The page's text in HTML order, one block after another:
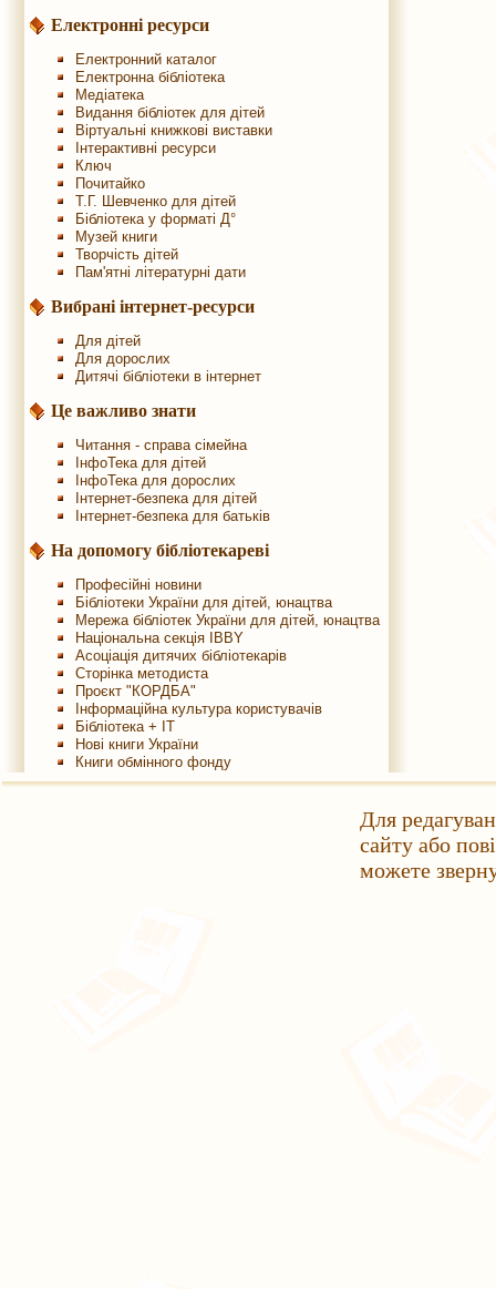
Електронні ресурси
Електронний каталог
Електронна бібліотека
Медіатека
Видання бібліотек для дітей
Віртуальні книжкові виставки
Інтерактивні ресурси
Ключ
Почитайко
Т.Г. Шевченко для дітей
Бібліотека у форматі Д°
Музей книги
Творчість дітей
Пам'ятні літературні дати
Вибрані інтернет-ресурси
Для дітей
Для дорослих
Дитячі бібліотеки в інтернет
Це важливо знати
Читання - справа сімейна
ІнфоТека для дітей
ІнфоТека для дорослих
Інтернет-безпека для дітей
Інтернет-безпека для батьків
На допомогу бібліотекареві
Професійні новини
Бібліотеки України для дітей, юнацтва
Мережа бібліотек України для дітей, юнацтва
Національна секція IBBY
Асоціація дитячих бібліотекарів
Сторінка методиста
Проєкт "КОРДБА"
Інформаційна культура користувачів
Бібліотека + IT
Нові книги України
Книги обмінного фонду
Для
сайту або
можете